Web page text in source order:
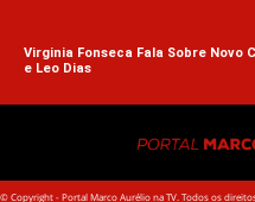
Virginia Fonseca Fala Sobre Novo
e Leo Dias
© Copyright - Portal Marco Aurélio na TV. Todos os